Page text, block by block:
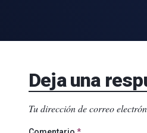
Deja una
Tu dirección de correo